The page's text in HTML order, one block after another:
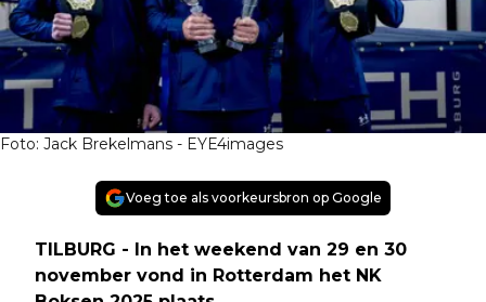
Foto: Jack Brekelmans - EYE4images
Voeg toe als voorkeursbron op Google
TILBURG - In het weekend van 29 en 30
november vond in Rotterdam het NK